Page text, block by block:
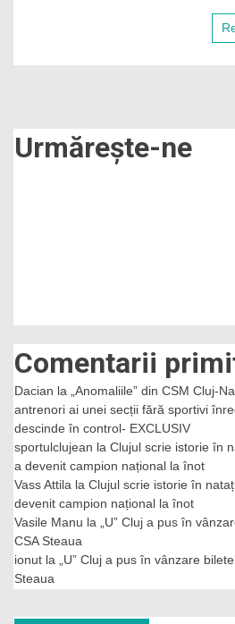
Urmărește-ne
Comentarii
Dacian la
„Anomaliile” din CSM Cluj-
antrenori ai unei secții fără sportivi
descinde în control- EXCLUSIV
sportulclujean la Clujul scrie istorie în
a devenit campion național la înot
Vass Attila la Clujul scrie istorie în
devenit campion național la înot
Vasile Manu la
„U” Cluj a pus în
CSA Steaua
ionut la
„U” Cluj a pus în vânzare
Steaua